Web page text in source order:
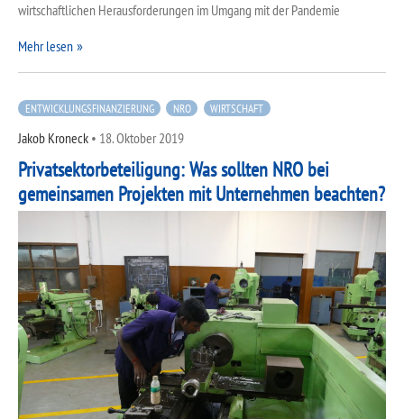
wirtschaftlichen Herausforderungen im Umgang mit der Pandemie
Mehr lesen
ENTWICKLUNGSFINANZIERUNG NRO WIRTSCHAFT
Jakob Kroneck • 18. Oktober 2019
Privatsektorbeteiligung: Was sollten NRO bei
gemeinsamen Projekten mit Unternehmen beachten?